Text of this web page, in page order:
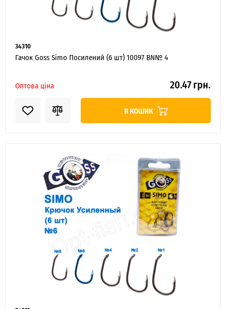
34310
Гачок Goss Simo Посилений (6 шт) 10097 BN№ 4
Оптова ціна 20.47 грн.
В КОШИК